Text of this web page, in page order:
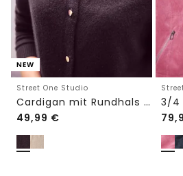
NEW
Street One Studio
Cardigan mit Rundhals und Knöpfen
49,99 €